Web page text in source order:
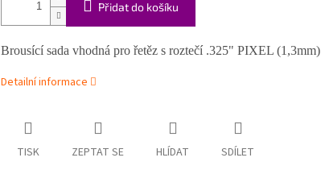
Přidat do košíku
Brousící sada vhodná pro řetěz s roztečí .325" PIXEL (1,3mm)
Detailní informace
TISK ZEPTAT SE HLÍDAT SDÍLET